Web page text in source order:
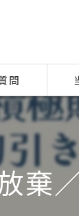
問
相続
住
離婚
棄